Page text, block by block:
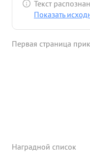
населенные
года части
винтовок и
противника. с
Текст
Показать
Первая страница
Наградной список